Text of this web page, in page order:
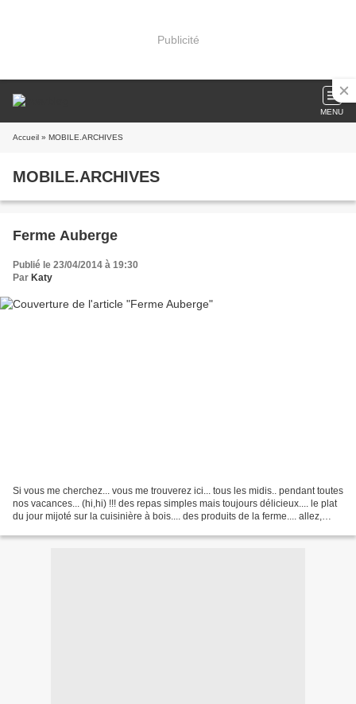
Publicité
MENU
Accueil » MOBILE.ARCHIVES
MOBILE.ARCHIVES
Ferme Auberge
Publié le 23/04/2014 à 19:30
Par Katy
Si vous me cherchez... vous me trouverez ici... tous les midis.. pendant toutes
nos vacances... (hi,hi) !!! des repas simples mais toujours délicieux.... le plat
du jour mijoté sur la cuisinière à bois.... des produits de la ferme.... allez,